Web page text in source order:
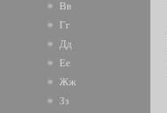
Вв
Гг
Дд
Ее
Жж
Зз